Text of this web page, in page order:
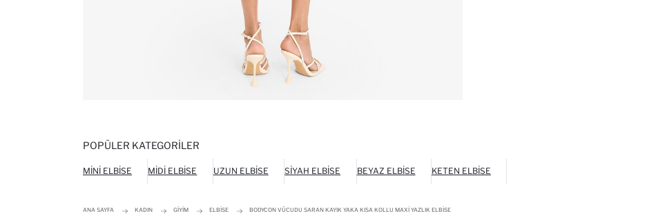
POPÜLER KATEGORILER
MINI ELBISE MIDI ELBISE UZUN ELBISE SIYAH ELBISE BEYAZ ELBISE KETEN ELBISE
ANA SAYFA KADIN GIYIM ELBISE BODYCON VÜCUDU SARAN KAYIK YAKA KISA KOLLU MAXI YAZLIK ELBISE